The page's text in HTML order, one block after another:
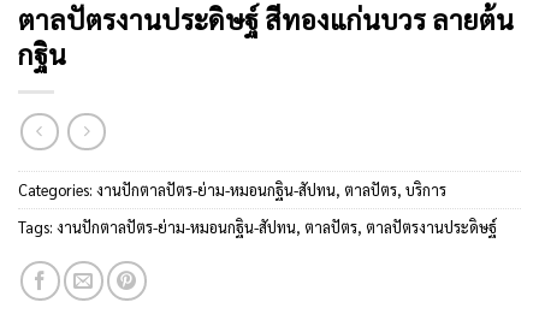
ตาลปัตรงานประดิษฐ์ สีทองแก่นบวร ลายต้น
กฐิน
Categories: งานปักตาลปัตร-ย่าม-หมอนกฐิน-สัปทน, ตาลปัตร, บริการ
Tags: งานปักตาลปัตร-ย่าม-หมอนกฐิน-สัปทน, ตาลปัตร, ตาลปัตรงานประดิษฐ์